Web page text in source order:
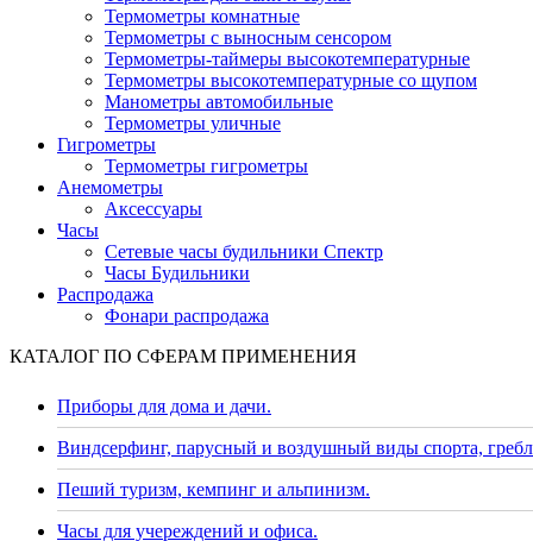
Термометры комнатные
Термометры с выносным сенсором
Термометры-таймеры высокотемпературные
Термометры высокотемпературные со щупом
Манометры автомобильные
Термометры уличные
Гигрометры
Термометры гигрометры
Анемометры
Аксессуары
Часы
Сетевые часы будильники Спектр
Часы Будильники
Распродажа
Фонари распродажа
КАТАЛОГ ПО СФЕРАМ ПРИМЕНЕНИЯ
Приборы для дома и дачи.
Виндсерфинг, парусный и воздушный виды спорта,
Пеший туризм, кемпинг и альпинизм.
Часы для учереждений и офиса.